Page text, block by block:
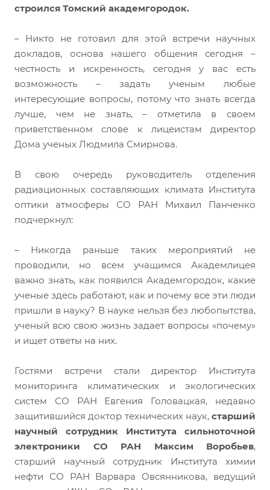
строился Томский академгородок.
– Никто не готовил для этой встречи научных
докладов, основа нашего общения сегодня –
честность и искренность, сегодня у вас есть
возможность – задать ученым любые
интересующие вопросы, потому что знать всегда
лучше, чем не знать, – отметила в своем
приветственном слове к лицеистам директор
Дома ученых Людмила Смирнова.
В свою очередь руководитель отделения
радиационных составляющих климата Института
оптики атмосферы СО РАН Михаил Панченко
подчеркнул:
– Никогда раньше таких мероприятий не
проводили, но всем учащимся Академлицея
важно знать, как появился Академгородок, какие
ученые здесь работают, как и почему все эти люди
пришли в науку? В науке нельзя без любопытства,
ученый всю свою жизнь задает вопросы «почему»
и ищет ответы на них.
Гостями встречи стали директор Института
мониторинга климатических и экологических
систем СО РАН Евгения Головацкая, недавно
защитившийся доктор технических наук, старший
научный сотрудник Института сильноточной
электроники СО РАН Максим Воробьев,
старший научный сотрудник Института химии
нефти СО РАН Варвара Овсянникова, ведущий